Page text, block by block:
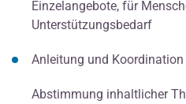
Einzelangebote, für
Unterstützungsbedarf
Anleitung und
Abstimmung inhaltlicher